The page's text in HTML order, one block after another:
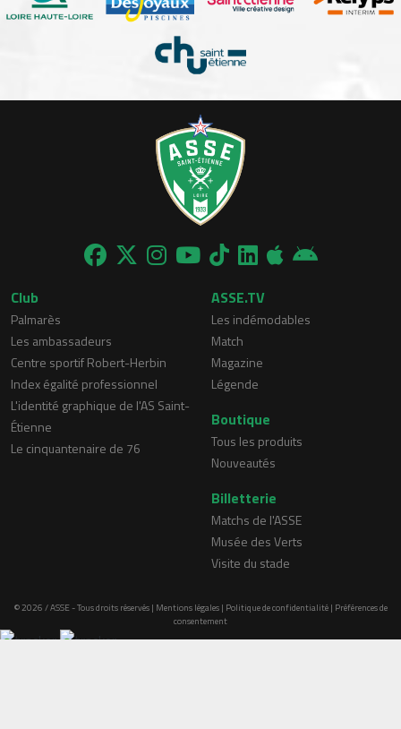
Club
Palmarès
Les ambassadeurs
Centre sportif Robert-Herbin
Index égalité professionnel
L'identité graphique de l'AS Saint-
Étienne
Le cinquantenaire de 76
ASSE.TV
Les indémodables
Match
Magazine
Légende
Boutique
Tous les produits
Nouveautés
Billetterie
Matchs de l'ASSE
Musée des Verts
Visite du stade
© 2026 / ASSE - Tous droits réservés | Mentions légales| Politique de confidentialité| Préférences de
consentement